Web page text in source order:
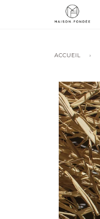
ACCUEIL ›